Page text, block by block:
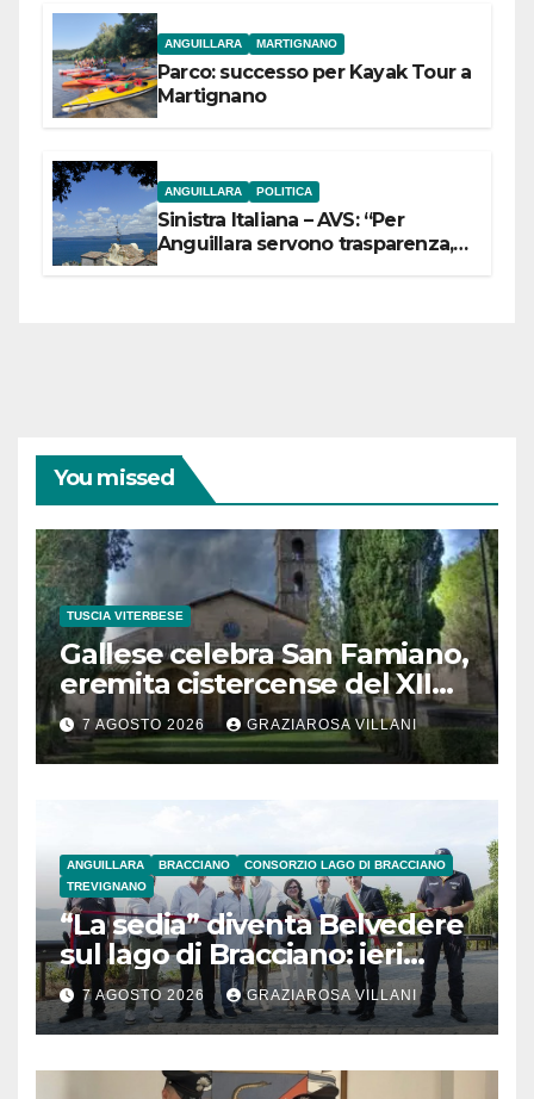
ANGUILLARA MARTIGNANO
Parco: successo per Kayak Tour a
Martignano
ANGUILLARA POLITICA
Sinistra Italiana – AVS: “Per
Anguillara servono trasparenza,
You missed
TUSCIA VITERBESE
Gallese celebra San Famiano,
eremita cistercense del XII
secolo
7 AGOSTO 2026 GRAZIAROSA VILLANI
ANGUILLARA BRACCIANO
CONSORZIO LAGO DI BRACCIANO
TREVIGNANO
“La sedia” diventa Belvedere
sul lago di Bracciano: ieri
l’inaugurazione
7 AGOSTO 2026 GRAZIAROSA VILLANI